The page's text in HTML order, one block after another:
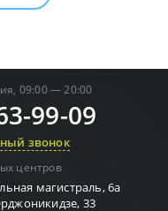
09:00 — 20:00
99-09
звонок
центров
магистраль, 6а
33